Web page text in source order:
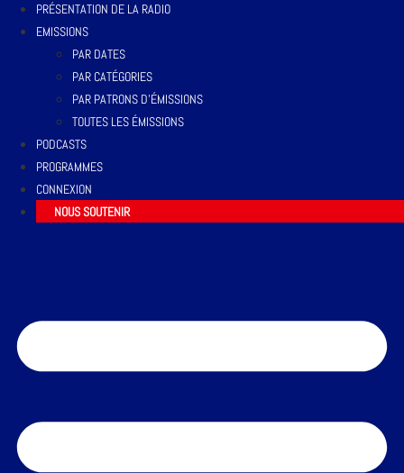
PRÉSENTATION DE LA RADIO
EMISSIONS
PAR DATES
PAR CATÉGORIES
PAR PATRONS D’ÉMISSIONS
TOUTES LES ÉMISSIONS
PODCASTS
PROGRAMMES
CONNEXION
NOUS SOUTENIR